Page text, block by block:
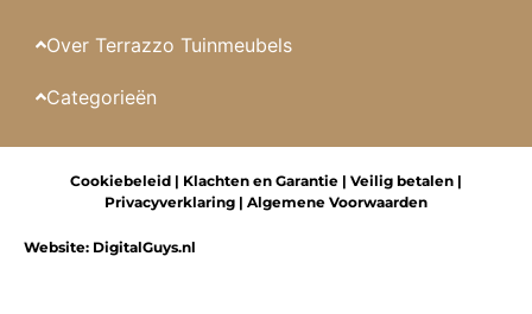
Over Terrazzo Tuinmeubels
Categorieën
Website: DigitalGuys.nl
Cookiebeleid | Klachten en Garantie | Veilig betalen |
Privacyverklaring | Algemene Voorwaarden